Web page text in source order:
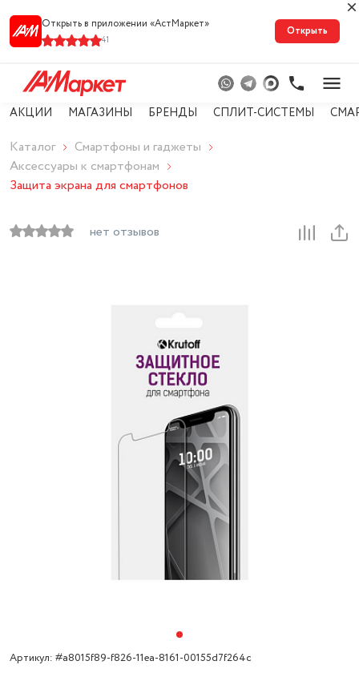
Открыть в приложении «АстМарке‪т‬»
41
Открыть
АКЦИИ МАГАЗИНЫ БРЕНДЫ СПЛИТ-СИСТЕМЫ
Каталог
Смартфоны и гаджеты
Аксессуары к смартфонам
Защита экрана для смартфонов
нет отзывов
Артикул: #a8015f89-f826-11ea-8161-00155d7f264c